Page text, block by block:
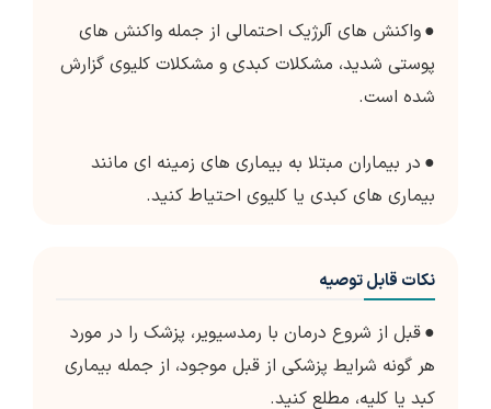
●واکنش های آلرژیک احتمالی از جمله واکنش های
پوستی شدید، مشکلات کبدی و مشکلات کلیوی گزارش
شده است.
● در بیماران مبتلا به بیماری های زمینه ای مانند
بیماری های کبدی یا کلیوی احتیاط کنید.
نکات قابل توصیه
●قبل از شروع درمان با رمدسیویر، پزشک را در مورد
هر گونه شرایط پزشکی از قبل موجود، از جمله بیماری
کبد یا کلیه، مطلع کنید.